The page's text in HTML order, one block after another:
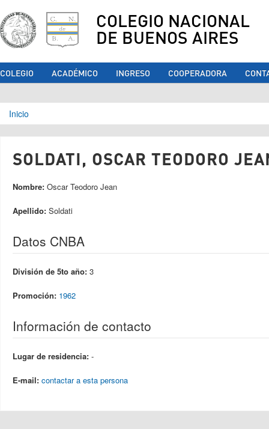
COLEGIO NACIONAL
DE BUENOS AIRES
COLEGIO ACADÉMICO INGRESO COOPERADORA
Se encuentra usted aquí
Inicio
SOLDATI, OSCAR TEODORO
Nombre: Oscar Teodoro Jean
Apellido: Soldati
Datos CNBA
División de 5to año: 3
Promoción: 1962
Información de contacto
Lugar de residencia: -
E-mail: contactar a esta persona